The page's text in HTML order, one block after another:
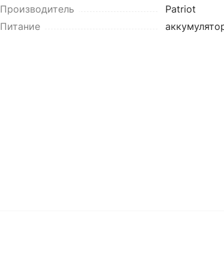
Производитель
Patriot
Питание